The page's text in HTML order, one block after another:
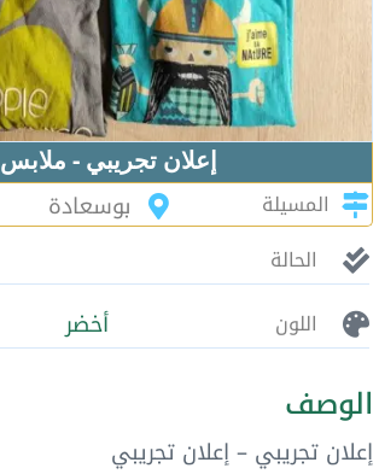
إعلان تجريبي - ملابس
المسيلة بوسعادة
الحالة
اللون أخضر
الوصف
إعلان تجريبي – إعلان تجريبي